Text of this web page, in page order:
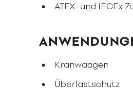
ATEX- und
Kranwaagen
Überlastschutz